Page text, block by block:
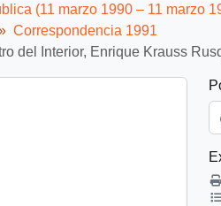
(11 marzo 1990 – 11 marzo
Correspondencia 1991
del Interior, Enrique Krauss